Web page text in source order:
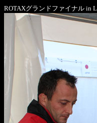
ROTAXグランドファイナル in